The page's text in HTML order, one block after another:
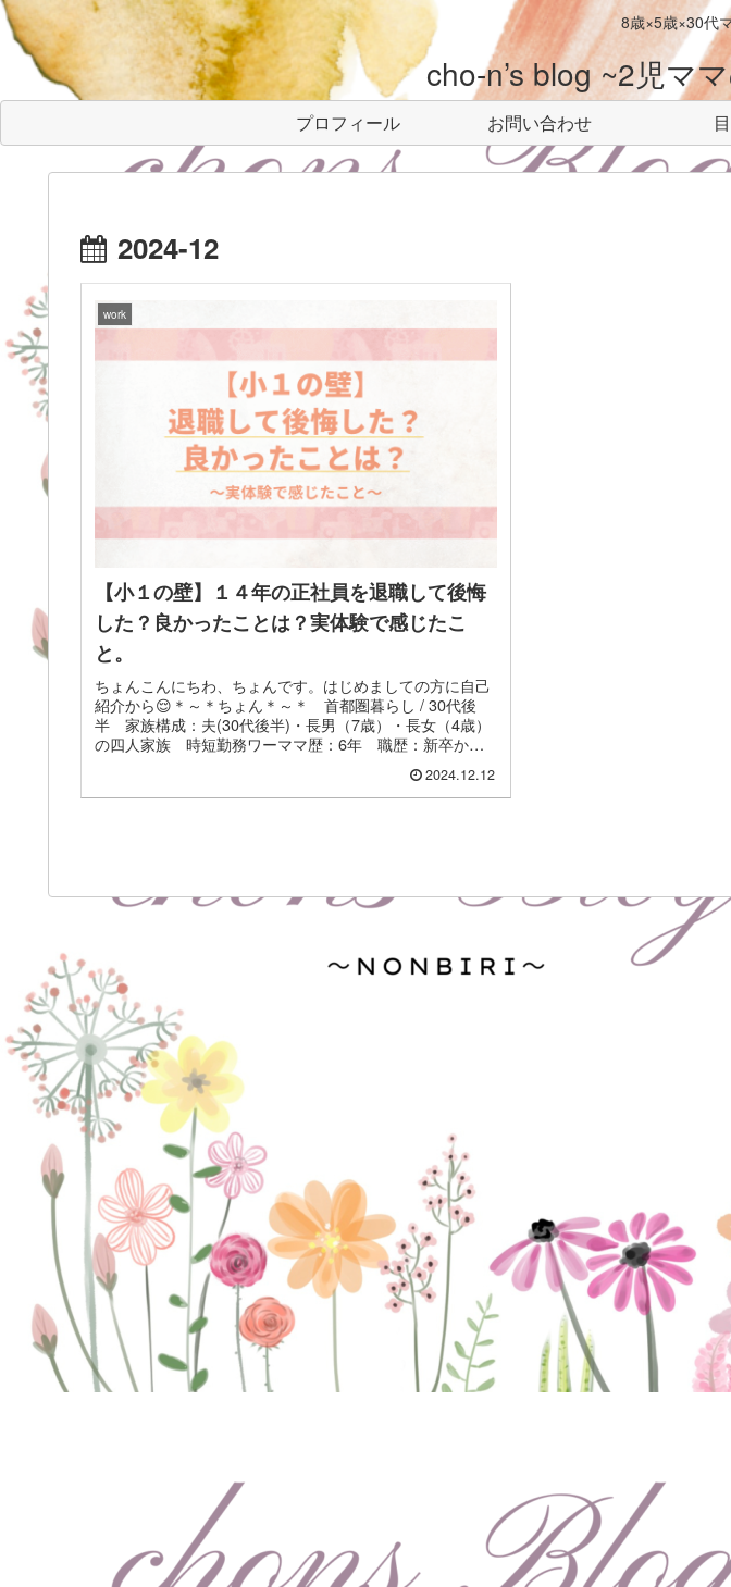
8歳×5歳×30代
cho-n’s blog ~2児マ
プロフィール お問い合わせ
2024-12
work
【小１の壁】１４年の正社員を退職して後悔
した？良かったことは？実体験で感じたこ
と。
ちょんこんにちわ、ちょんです。はじめましての方に自己
紹介から😌＊～＊ちょん＊～＊ 首都圏暮らし / 30代後
半 家族構成：夫(30代後半)・長男（7歳）・長女（4歳）
の四人家族 時短勤務ワーママ歴：6年 職歴：新卒から
2024.12.12